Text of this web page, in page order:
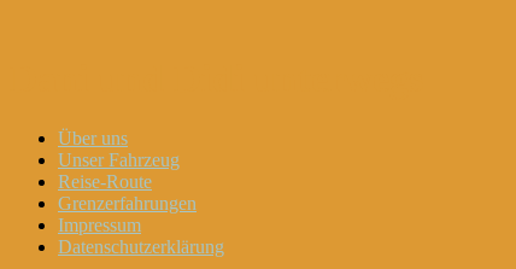
Menu
Widgets
Search
Skip
content
Über uns
Unser Fahrzeug
Reise-Route
Grenzerfahrungen
Impressum
Datenschutzerklärung